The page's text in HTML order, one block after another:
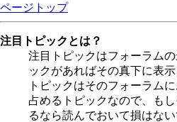
ページトップ
注目トピックとは？
注目トピックはフォーラム
ックがあればその真下に表
トピックはそのフォーラム
占めるトピックなので、も
るなら読んでおいて損はな